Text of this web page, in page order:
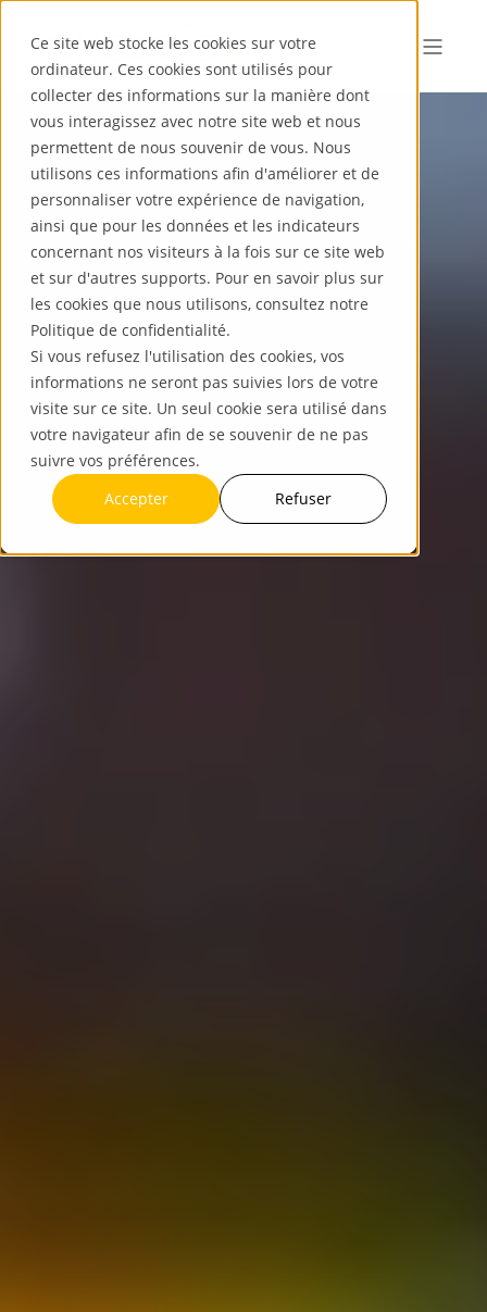
Ce site web stocke les cookies sur votre
ordinateur. Ces cookies sont utilisés pour
collecter des informations sur la manière dont
vous interagissez avec notre site web et nous
permettent de nous souvenir de vous. Nous
utilisons ces informations afin d'améliorer et de
personnaliser votre expérience de navigation,
ainsi que pour les données et les indicateurs
concernant nos visiteurs à la fois sur ce site web
et sur d'autres supports. Pour en savoir plus sur
les cookies que nous utilisons, consultez notre
Politique de confidentialité.
Si vous refusez l'utilisation des cookies, vos
informations ne seront pas suivies lors de votre
visite sur ce site. Un seul cookie sera utilisé dans
votre navigateur afin de se souvenir de ne pas
suivre vos préférences.
Accepter
Refuser